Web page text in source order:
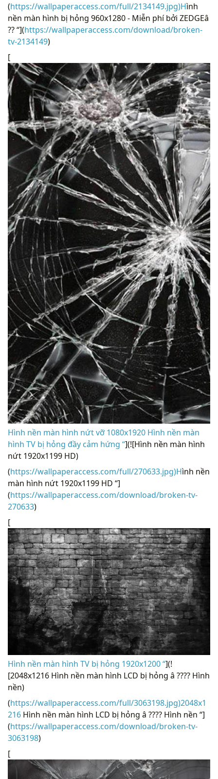
(https://wallpaperaccess.com/full/2134149.jpg)Hình
nền màn hình bị hỏng 960x1280 - Miễn phí bởi ZEDGEâ
?? “](https://wallpaperaccess.com/download/broken-
tv-2134149)
[
Hình nền màn hình nứt vỡ 1080x1920 Hình nền màn
hình TV bị hỏng đầy cảm hứng “](![Hình nền màn hình
nứt 1920x1199 HD)
(https://wallpaperaccess.com/full/270633.jpg)Hình nền
màn hình nứt 1920x1199 HD “]
(https://wallpaperaccess.com/download/broken-tv-
270633)
[
Hình nền màn hình TV bị hỏng 1920x1200 “](!
[2048x1216 Hình nền màn hình LCD bị hỏng â ???? Hình
nền)
(https://wallpaperaccess.com/full/3063198.jpg)2048x1
216 Hình nền màn hình LCD bị hỏng â ???? Hình nền “]
(https://wallpaperaccess.com/download/broken-tv-
3063198)
[